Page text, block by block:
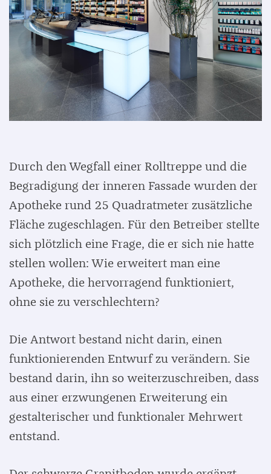
Durch den Wegfall einer Rolltreppe und die
Begradigung der inneren Fassade wurden der
Apotheke rund 25 Quadratmeter zusätzliche
Fläche zugeschlagen. Für den Betreiber stellte
sich plötzlich eine Frage, die er sich nie hatte
stellen wollen: Wie erweitert man eine
Apotheke, die hervorragend funktioniert,
ohne sie zu verschlechtern?
Die Antwort bestand nicht darin, einen
funktionierenden Entwurf zu verändern. Sie
bestand darin, ihn so weiterzuschreiben, dass
aus einer erzwungenen Erweiterung ein
gestalterischer und funktionaler Mehrwert
entstand.